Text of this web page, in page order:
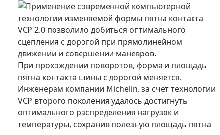
Применение современной компьютерной
технологии изменяемой формы пятна контакта
VCP 2.0 позволило добиться оптимального
сцепления с дорогой при прямолинейном
движении и совершении маневров.
При прохождении поворотов, форма и площадь
пятна контакта шины с дорогой меняется.
Инженерам компании Michelin, за счет технологии
VCP второго поколения удалось достигнуть
оптимального распределения нагрузок и
температуры, сохранив полезную площадь пятна